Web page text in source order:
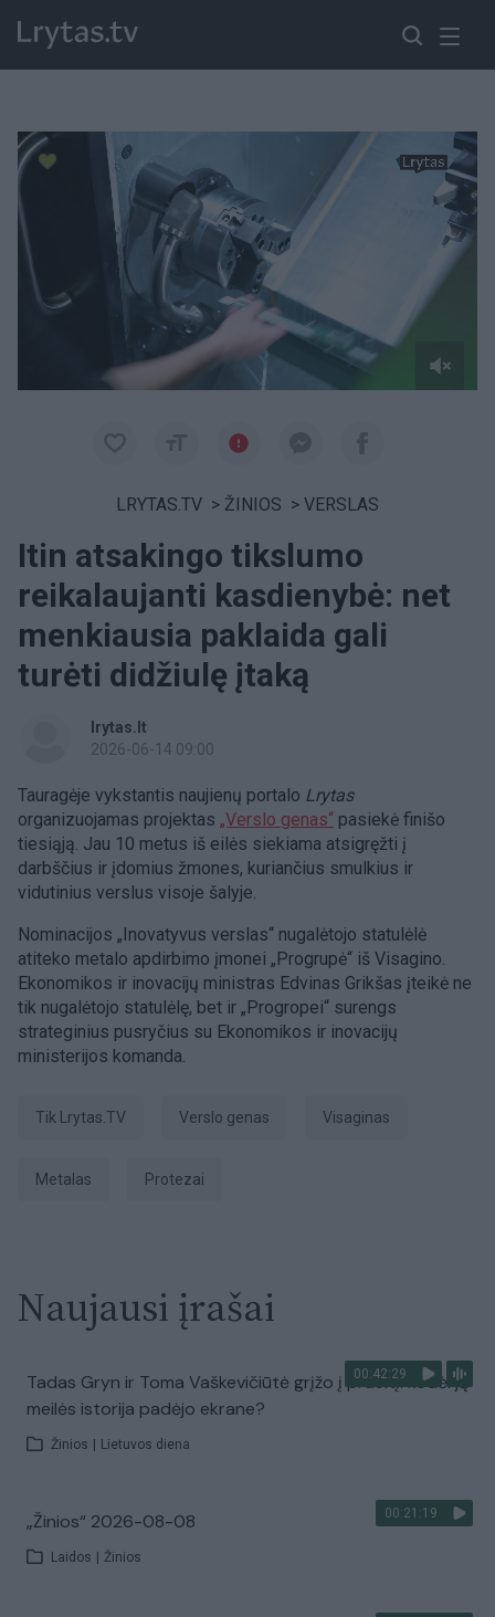
Paremkite Ukrainą
LRYTAS.TV > ŽINIOS > VERSLAS
Itin atsakingo tikslumo
reikalaujanti kasdienybė: net
menkiausia paklaida gali
turėti didžiulę įtaką
lrytas.lt
2026-06-14 09:00
Tauragėje vykstantis naujienų portalo Lrytas
organizuojamas projektas „Verslo genas“ pasiekė finišo
tiesiąją. Jau 10 metus iš eilės siekiama atsigręžti į
darbščius ir įdomius žmones, kuriančius smulkius ir
vidutinius verslus visoje šalyje.
Nominacijos „Inovatyvus verslas“ nugalėtojo statulėlė
atiteko metalo apdirbimo įmonei „Progrupė“ iš Visagino.
Ekonomikos ir inovacijų ministras Edvinas Grikšas įteikė ne
tik nugalėtojo statulėlę, bet ir „Progropei“ surengs
strateginius pusryčius su Ekonomikos ir inovacijų
ministerijos komanda.
tik Lrytas.TV verslo genas Visaginas
metalas protezai
Naujausi įrašai
00:42:29
Tadas Gryn ir Toma Vaškevičiūtė grįžo į praeitį: kodėl jų
meilės istorija padėjo ekrane?
Žinios Lietuvos diena
00:21:19
„Žinios“ 2026-08-08
Laidos Žinios